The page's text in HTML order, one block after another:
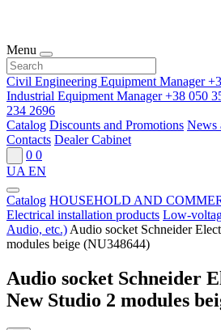
Menu
Civil Engineering Equipment Manager
Industrial Equipment Manager+38 050
234 2696
Catalog Discounts and Promotions News
Contacts Dealer Cabinet
0 0
UA EN
Catalog HOUSEHOLD AND
Electrical installation products Low-
Audio, etc.) Audio socket Schneider
modules beige (NU348644)
Audio socket Schneider
New Studio 2 modules